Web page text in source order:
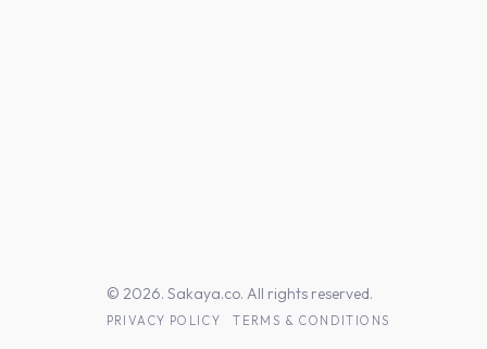
© 2026. Sakaya.co. All rights reserved.
PRIVACY POLICY TERMS & CONDITIONS